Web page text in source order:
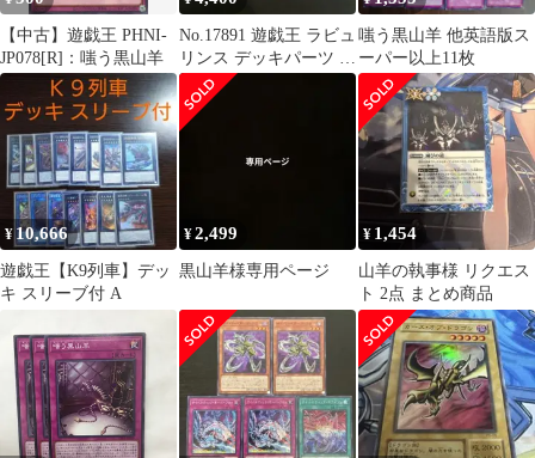
【中古】遊戯王 PHNI-
JP078[R]：嗤う黒山羊
No.17891 遊戯王 ラビュ
リンス デッキパーツ ノ
ーパラ多数
嗤う黒山羊 他英語版ス
ーパー以上11枚
¥ 10,666
遊戯王【K9列車】デッ
キ スリーブ付 A
¥2,499
黒山羊様専用ページ
¥ 1,454
山羊の執事様 リクエス
ト 2点 まとめ商品